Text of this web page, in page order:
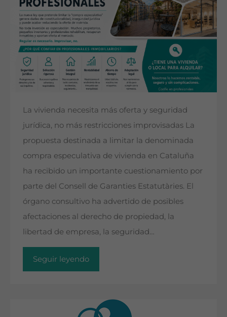
La vivienda necesita más oferta y seguridad
jurídica, no más restricciones improvisadas La
propuesta destinada a limitar la denominada
compra especulativa de vivienda en Cataluña
ha recibido un importante cuestionamiento por
parte del Consell de Garanties Estatutàries. El
órgano consultivo ha advertido de posibles
afectaciones al derecho de propiedad, la
libertad de empresa, la seguridad…
Seguir leyendo